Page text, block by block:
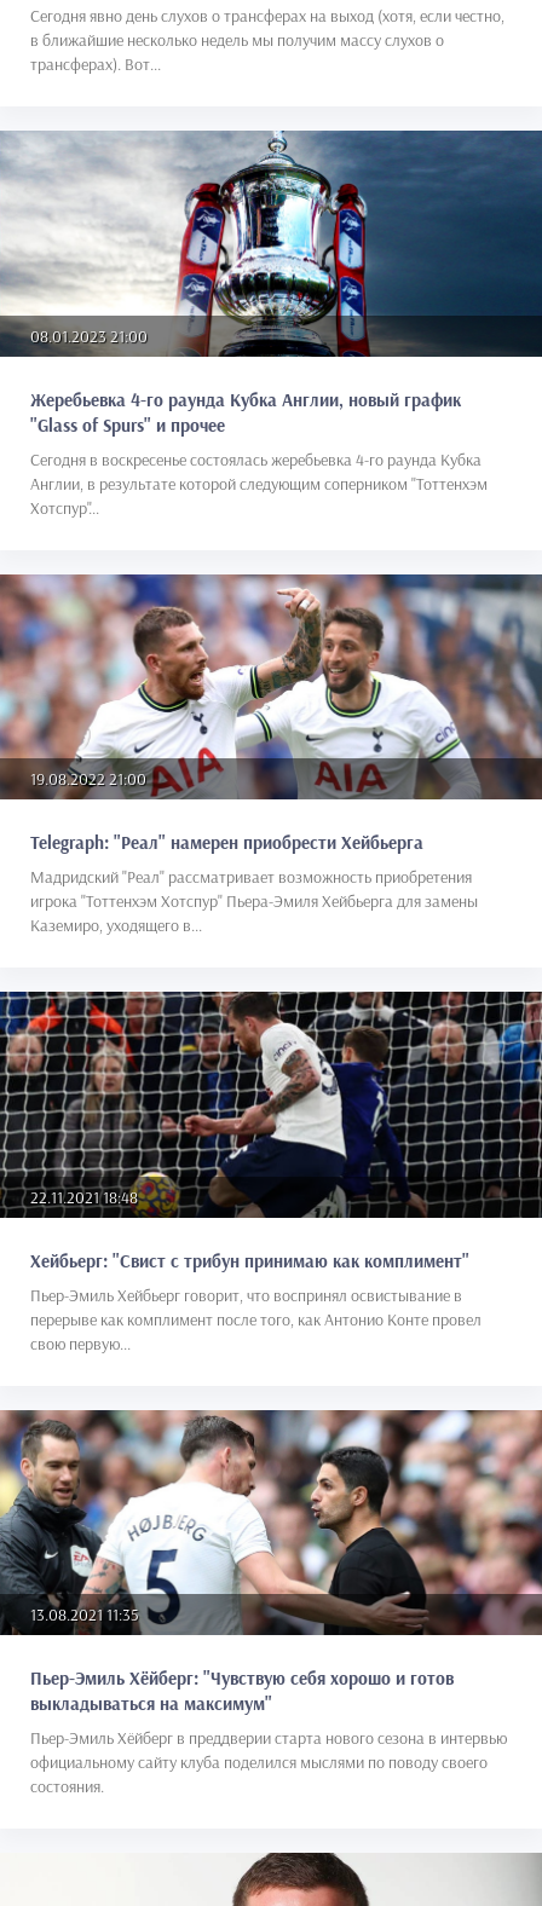
Сегодня явно день слухов о трансферах на выход (хотя, если честно,
в ближайшие несколько недель мы получим массу слухов о
трансферах). Вот...
08.01.2023 21:00
Жеребьевка 4-го раунда Кубка Англии, новый график
"Glass of Spurs" и прочее
Сегодня в воскресенье состоялась жеребьевка 4-го раунда Кубка
Англии, в результате которой следующим соперником "Тоттенхэм
Хотспур"...
19.08.2022 21:00
Telegraph: "Реал" намерен приобрести Хейбьерга
Мадридский "Реал" рассматривает возможность приобретения
игрока "Тоттенхэм Хотспур" Пьера-Эмиля Хейбьерга для замены
Каземиро, уходящего в...
22.11.2021 18:48
Хейбьерг: "Свист с трибун принимаю как комплимент"
Пьер-Эмиль Хейбьерг говорит, что воспринял освистывание в
перерыве как комплимент после того, как Антонио Конте провел
свою первую...
13.08.2021 11:35
Пьер-Эмиль Хёйберг: "Чувствую себя хорошо и готов
выкладываться на максимум"
Пьер-Эмиль Хёйберг в преддверии старта нового сезона в интервью
официальному сайту клуба поделился мыслями по поводу своего
состояния.